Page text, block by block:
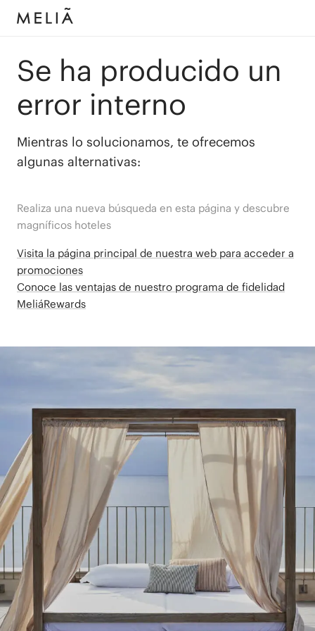
Se ha producido un
error interno
Mientras lo solucionamos, te ofrecemos
algunas alternativas:
Realiza una nueva búsqueda en esta página y descubre
magníficos hoteles
Visita la página principal de nuestra web para acceder a
promociones
Conoce las ventajas de nuestro programa de fidelidad
MeliáRewards